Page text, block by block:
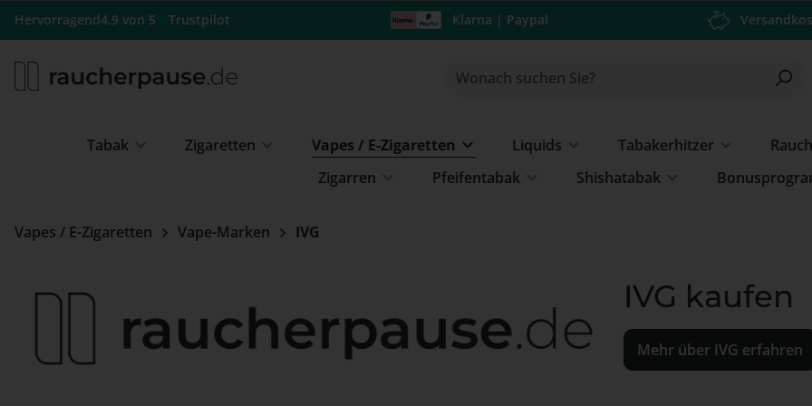
Hauptinhalt springen
Zur Suche springen
Zur Hauptnavigation springen
Hervorragend4.9 von 5 Trustpilot Klarna | Paypal
Tabak Zigaretten Vapes / E-Zigaretten Liquids Tabakerhitzer
Zigarren
Pfeifentabak Shishatabak
Vapes / E-Zigaretten Vape-Marken IVG
IVG kaufen
Mehr über IVG erfahren